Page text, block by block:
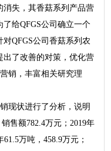
消失，其香菇系列产品营
给QFGS公司确立一个
QFGS公司香菇系列农
出了改善的对策，优化营
销，丰富相关研究理
现状进行了分析，说明
售额782.4万元；2019年
万吨，458.9万元；